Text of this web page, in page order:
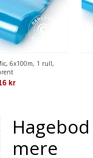
6x100m, 1 rull,
kr
mere